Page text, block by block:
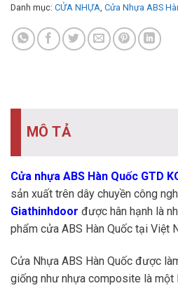
Danh mục: CỬA NHỰA, Cửa Nhựa ABS
MÔ TẢ
Cửa nhựa ABS Hàn Quốc GTD
sản xuất trên dây chuyền công
Giathinhdoor được hân hạnh là
phẩm cửa ABS Hàn Quốc tại Việt
Cửa Nhựa ABS Hàn Quốc được
giống như nhựa composite là một